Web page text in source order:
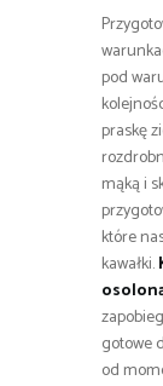
pod
praskę
mąką i
które
kawałki.
gotowe
od